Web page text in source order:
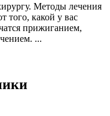
Методы лечения
того, какой у вас
прижиганием,
...